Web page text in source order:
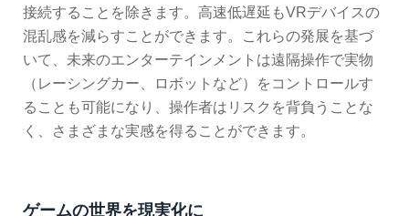
接続することを除きます。高速低遅延もVRデバイスの
混乱感を減らすことができます。これらの発展を基づ
いて、未来のエンターテインメントは遠隔操作で実物
（レーシングカー、ロボットなど）をコントロールす
ることも可能になり、操作者はリスクを背負うことな
く、さまざまな実感を得ることができます。
ゲームの世界を現実化に